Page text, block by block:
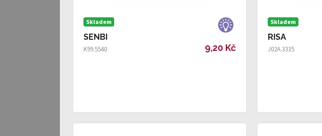
Skladem
SENBI
K99.5540 9,20 Kč
Skladem
RISA
J02A.3335